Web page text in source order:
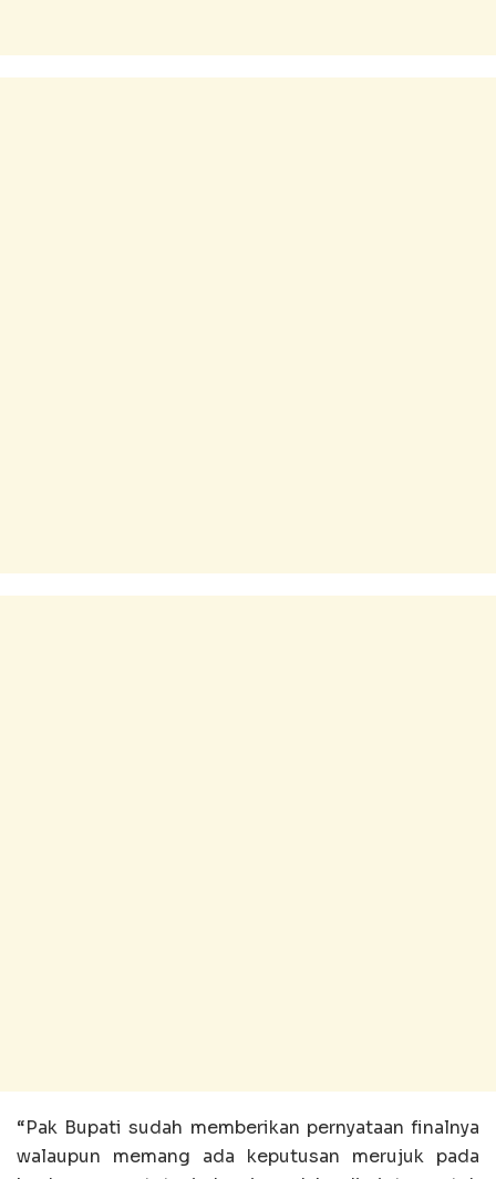
“Pak Bupati sudah memberikan pernyataan finalnya
walaupun memang ada keputusan merujuk pada